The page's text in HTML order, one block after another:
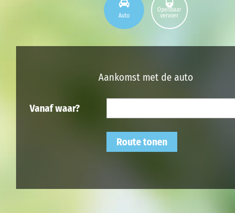
Auto
Openbaar
vervoer
Aankomst met de auto
Vanaf waar?
Route tonen